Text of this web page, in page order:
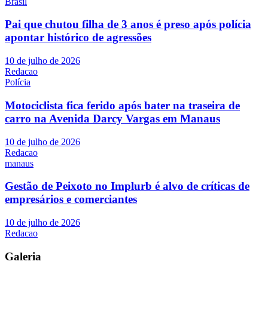
Pai que chutou filha de 3 anos é preso após polícia
apontar histórico de agressões
10 de julho de 2026
Redacao
Polícia
Motociclista fica ferido após bater na traseira de
carro na Avenida Darcy Vargas em Manaus
10 de julho de 2026
Redacao
manaus
Gestão de Peixoto no Implurb é alvo de críticas de
empresários e comerciantes
10 de julho de 2026
Redacao
Galeria